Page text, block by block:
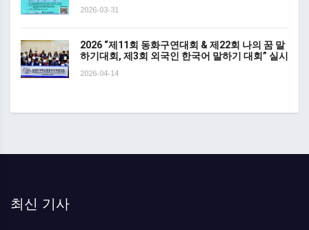
2026-03-31
2026 “제11회 동화구연대회 & 제22회 나의 꿈 말
하기대회, 제3회 외국인 한국어 말하기 대회” 실시
2026-04-14
최신 기사